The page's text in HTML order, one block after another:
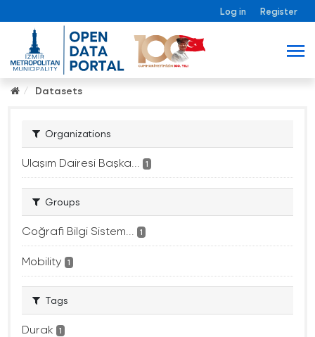
Log in Register
Datasets
Organizations
Ulaşım Dairesi Başka... 1
Groups
Coğrafi Bilgi Sistem... 1
Mobility 1
Tags
Durak 1